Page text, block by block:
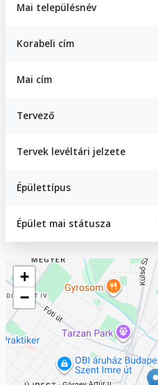
Mai településnév
Korabeli cím
Mai cím
Tervező
Tervek levéltári jelzete
Épülettípus
Épület mai státusza
Geofield
+
−